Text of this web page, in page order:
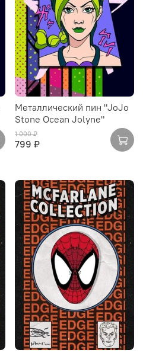
Металлический пин "JoJo
Stone Ocean Jolyne"
1 000 ₽
799 ₽